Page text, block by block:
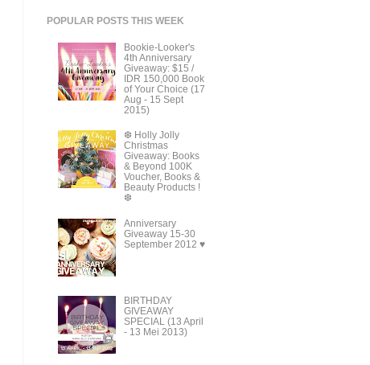
POPULAR POSTS THIS WEEK
Bookie-Looker's
4th Anniversary
Giveaway: $15 /
IDR 150,000 Book
of Your Choice (17
Aug - 15 Sept
2015)
❆ Holly Jolly
Christmas
Giveaway: Books
& Beyond 100K
Voucher, Books &
Beauty Products !
❆
Anniversary
Giveaway 15-30
September 2012 ♥
BIRTHDAY
GIVEAWAY
SPECIAL (13 April
- 13 Mei 2013)